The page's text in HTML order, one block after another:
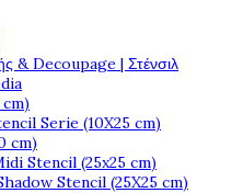
& Decoupage | Στένσιλ
Serie (10X25 cm)
cm)
Stencil (25x25 cm)
Stencil (25X25 cm)